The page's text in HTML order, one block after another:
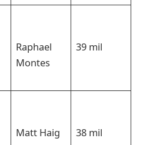
Raphael
Montes
39 mil
Matt Haig 38 mil